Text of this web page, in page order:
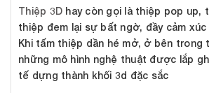
Thiệp 3D hay còn gọi là thiệp pop up,
thiệp đem lại sự bất ngờ, đầy cảm
Khi tấm thiệp dần hé mở, ở bên trong
những mô hình nghệ thuật được lắp
tế dựng thành khối 3d đặc sắc